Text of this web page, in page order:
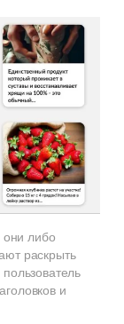
либо
раскрыть
и